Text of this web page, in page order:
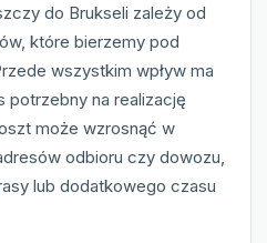
do Brukseli zależy od
które bierzemy pod
wszystkim wpływ ma
potrzebny na realizację
może wzrosnąć w
odbioru czy dowozu,
lub dodatkowego czasu